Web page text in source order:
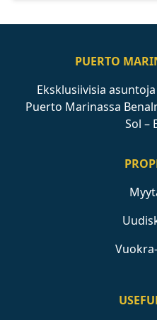
PUERTO
Eksklusiivisia
Puerto Marinassa
Sol –